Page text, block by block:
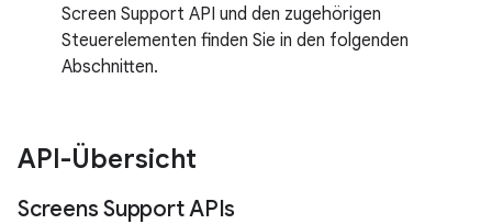
Screen Support API und den zugehörigen
Steuerelementen finden Sie in den folgenden
Abschnitten.
API-Übersicht
Screens Support APIs